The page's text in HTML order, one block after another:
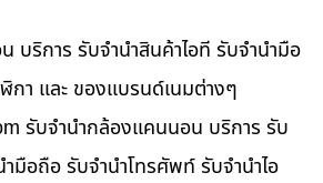
บริการ รับจำนำสินค้าไอที รับจำนำมือ
กา และ ของแบรนด์เนมต่างๆ
รับจำนำกล้องแคนนอน บริการ รับ
มือถือ รับจำนำโทรศัพท์ รับจำนำไอ